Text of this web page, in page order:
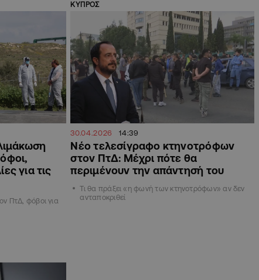
για τις
ΠτΔ, φόβοι για
ΚΥΠΡΟΣ
30.04.2026 14:39
Νέο τελεσίγραφο κτηνοτρόφων
στον ΠτΔ: Μέχρι πότε θα
περιμένουν την απάντησή του
Τι θα πράξει «η φωνή των κτηνοτρόφων» αν δεν
ανταποκριθεί